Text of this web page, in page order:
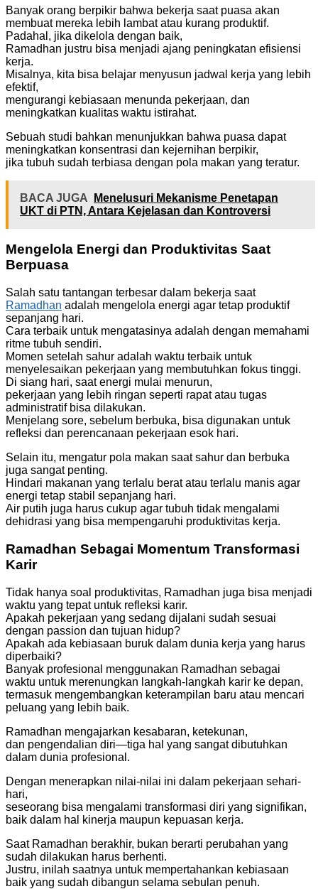
Banyak orang berpikir bahwa bekerja saat puasa akan
membuat mereka lebih lambat atau kurang produktif.
Padahal, jika dikelola dengan baik,
Ramadhan justru bisa menjadi ajang peningkatan efisiensi
kerja.
Misalnya, kita bisa belajar menyusun jadwal kerja yang lebih
efektif,
mengurangi kebiasaan menunda pekerjaan, dan
meningkatkan kualitas waktu istirahat.
Sebuah studi bahkan menunjukkan bahwa puasa dapat
meningkatkan konsentrasi dan kejernihan berpikir,
jika tubuh sudah terbiasa dengan pola makan yang teratur.
BACA JUGA
Menelusuri Mekanisme Penetapan
UKT di PTN, Antara Kejelasan dan Kontroversi
Mengelola Energi dan Produktivitas Saat
Berpuasa
Salah satu tantangan terbesar dalam bekerja saat
Ramadhan adalah mengelola energi agar tetap produktif
sepanjang hari.
Cara terbaik untuk mengatasinya adalah dengan memahami
ritme tubuh sendiri.
Momen setelah sahur adalah waktu terbaik untuk
menyelesaikan pekerjaan yang membutuhkan fokus tinggi.
Di siang hari, saat energi mulai menurun,
pekerjaan yang lebih ringan seperti rapat atau tugas
administratif bisa dilakukan.
Menjelang sore, sebelum berbuka, bisa digunakan untuk
refleksi dan perencanaan pekerjaan esok hari.
Selain itu, mengatur pola makan saat sahur dan berbuka
juga sangat penting.
Hindari makanan yang terlalu berat atau terlalu manis agar
energi tetap stabil sepanjang hari.
Air putih juga harus cukup agar tubuh tidak mengalami
dehidrasi yang bisa mempengaruhi produktivitas kerja.
Ramadhan Sebagai Momentum Transformasi
Karir
Tidak hanya soal produktivitas, Ramadhan juga bisa menjadi
waktu yang tepat untuk refleksi karir.
Apakah pekerjaan yang sedang dijalani sudah sesuai
dengan passion dan tujuan hidup?
Apakah ada kebiasaan buruk dalam dunia kerja yang harus
diperbaiki?
Banyak profesional menggunakan Ramadhan sebagai
waktu untuk merenungkan langkah-langkah karir ke depan,
termasuk mengembangkan keterampilan baru atau mencari
peluang yang lebih baik.
Ramadhan mengajarkan kesabaran, ketekunan,
dan pengendalian diri—tiga hal yang sangat dibutuhkan
dalam dunia profesional.
Dengan menerapkan nilai-nilai ini dalam pekerjaan sehari-
hari,
seseorang bisa mengalami transformasi diri yang signifikan,
baik dalam hal kinerja maupun kepuasan kerja.
Saat Ramadhan berakhir, bukan berarti perubahan yang
sudah dilakukan harus berhenti.
Justru, inilah saatnya untuk mempertahankan kebiasaan
baik yang sudah dibangun selama sebulan penuh.